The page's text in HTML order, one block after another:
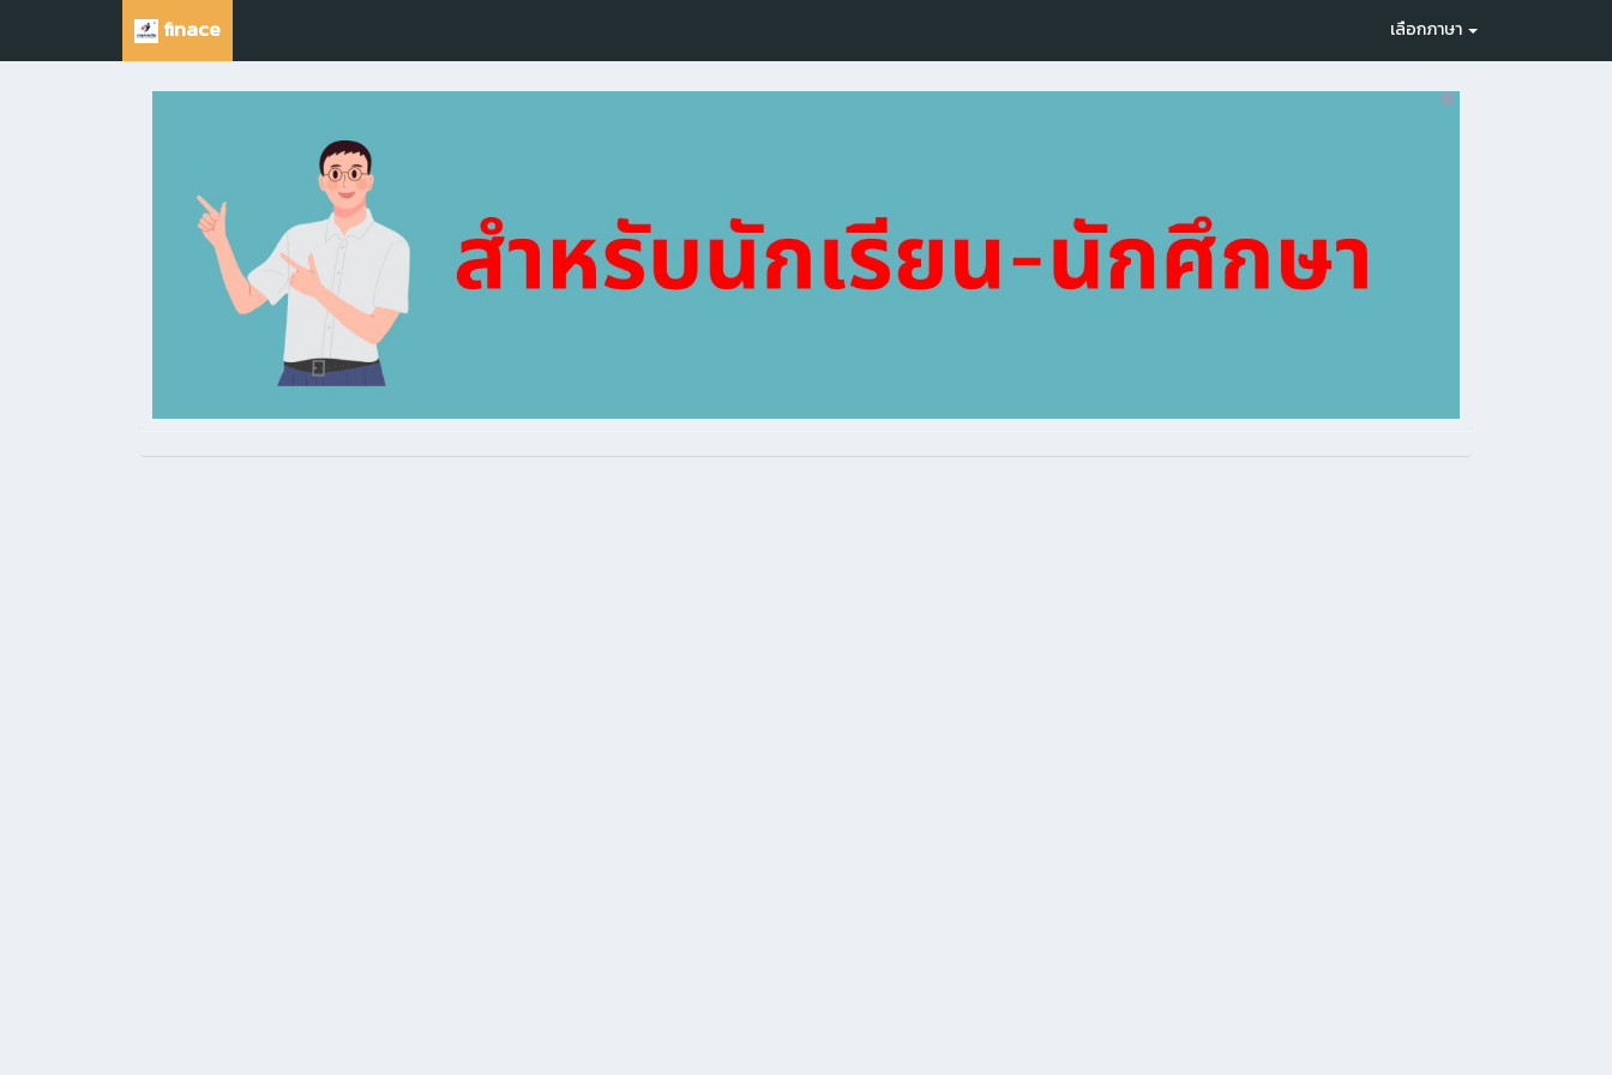
finace เลือกภาษา